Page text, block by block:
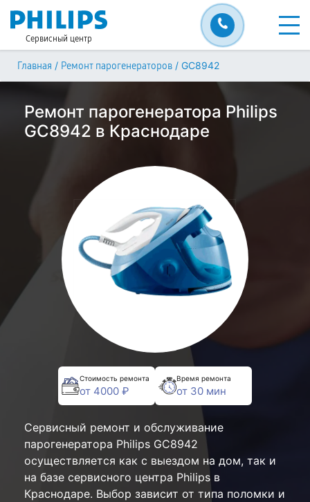
Сервисный центр
Главная / Ремонт парогенераторов / GC8942
Ремонт парогенератора Philips
GC8942 в Краснодаре
Стоимость ремонта
от 4000 ₽
Время ремонта
от 30 мин
Сервисный ремонт и обслуживание
парогенератора Philips GC8942
осуществляется как с выездом на дом, так и
на базе сервисного центра Philips в
Краснодаре. Выбор зависит от типа поломки и